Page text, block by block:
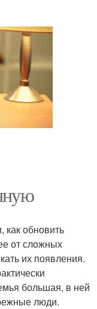
как обновить
от сложных
их появления.
большая, в ней
люди.